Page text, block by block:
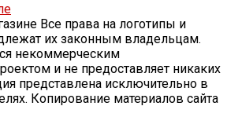
Все права на логотипы и
их законным владельцам.
некоммерческим
и не предоставляет никаких
представлена исключительно в
Копирование материалов сайта